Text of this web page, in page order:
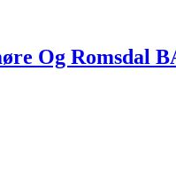
Og Romsdal